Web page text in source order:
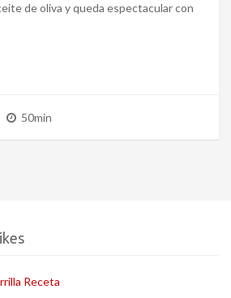
de oliva y queda espectacular con
50min
Receta